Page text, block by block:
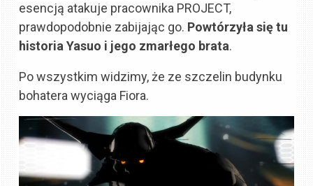
esencją atakuje pracownika PROJECT,
prawdopodobnie zabijając go. Powtórzyła się tu
historia Yasuo i jego zmarłego brata.
Po wszystkim widzimy, że ze szczelin budynku
bohatera wyciąga Fiora.